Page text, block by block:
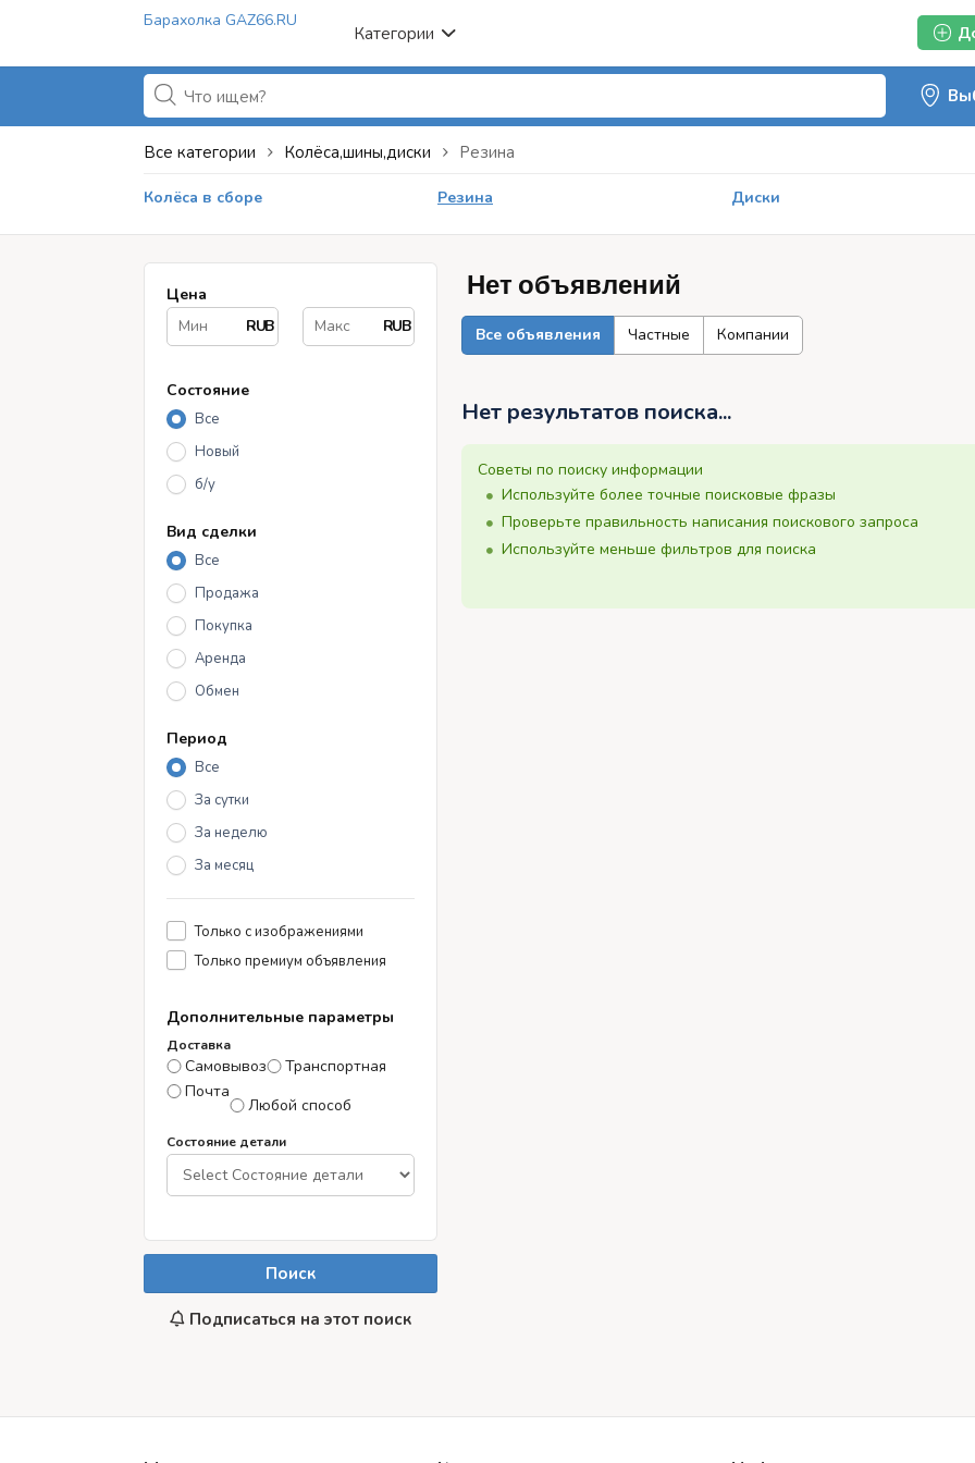
Барахолка GAZ66.RU
Категории
Все категории Колёса,шины,диски Резина
Колёса в сборе Резина Диски
Цена
RUB
RUB
Состояние
Все
Новый
б/у
Вид сделки
Все
Продажа
Покупка
Аренда
Обмен
Период
Все
За сутки
За неделю
За месяц
Только с изображениями
Только премиум объявления
Дополнительные параметры
Доставка
Самовывоз
Транспортная
Почта
Любой способ
Состояние детали
Поиск
Подписаться на этот поиск
Нет объявлений
Все объявления Частные Компании
Нет результатов поиска...
Советы по поиску информации
Используйте более точные поисковые фразы
Проверьте правильность написания поискового запроса
Используйте меньше фильтров для поиска